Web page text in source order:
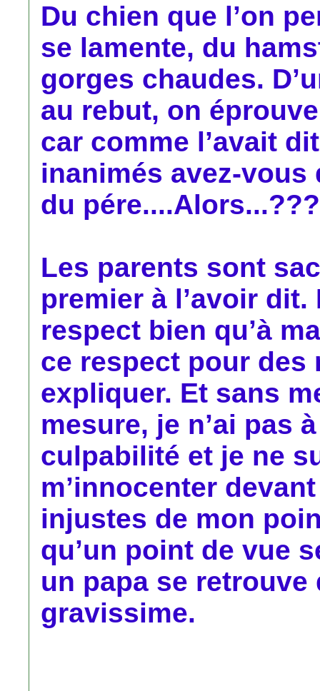
Du chien que l’on
se lamente, du
gorges chaudes.
au rebut, on
car comme l’avait
inanimés avez-vous
du pére....Alors...???
Les parents sont
premier à l’avoir
respect bien qu’à
ce respect pour
expliquer. Et sans
mesure, je n’ai pas
culpabilité et je ne
m’innocenter
injustes de mon
qu’un point de vue
un papa se
gravissime.